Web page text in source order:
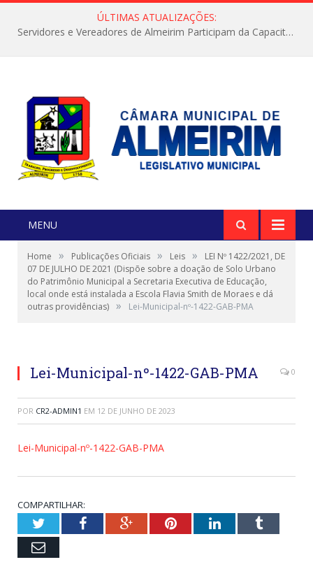
ÚLTIMAS ATUALIZAÇÕES:
Servidores e Vereadores de Almeirim Participam da Capacitação “Orientar é a Nossa Missão”
MENU
Home » Publicações Oficiais » Leis »
LEI Nº 1422/2021, DE
07 DE JULHO DE 2021 (Dispõe sobre a doação de Solo Urbano
do Patrimônio Municipal a Secretaria Executiva de Educação,
local onde está instalada a Escola Flavia Smith de Moraes e dá
outras providências) » Lei-Municipal-nº-1422-GAB-PMA
Lei-Municipal-nº-1422-GAB-PMA 0
POR CR2-ADMIN1 EM 12 DE JUNHO DE 2023
Lei-Municipal-nº-1422-GAB-PMA
COMPARTILHAR:
TwitterFacebookGoogle+PinterestLinkedInTumblr
Email